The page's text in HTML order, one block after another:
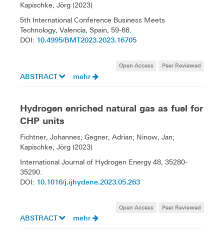
Kapischke, Jörg (2023)
5th International Conference Business Meets
Technology, Valencia, Spain, 59-66.
DOI: 10.4995/BMT2023.2023.16705
Open Access Peer Reviewed
ABSTRACT mehr
Hydrogen enriched natural gas as fuel for
CHP units
Fichtner, Johannes; Gegner, Adrian; Ninow, Jan;
Kapischke, Jörg (2023)
International Journal of Hydrogen Energy 48, 35280-
35290.
DOI: 10.1016/j.ijhydene.2023.05.263
Open Access Peer Reviewed
ABSTRACT mehr